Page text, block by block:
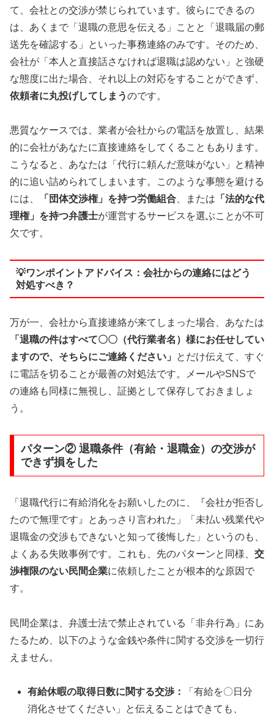
て、会社との交渉が禁じられています。彼らにできるの
は、あくまで「退職の意思を伝える」ことと「退職届の郵
送先を確認する」といった事務連絡のみです。そのため、
会社が「本人と直接話さなければ退職は認めない」と強硬
な態度に出た場合、それ以上の対応をすることができず、
依頼者に丸投げしてしまうのです。
悪質なケースでは、業者が会社からの電話を放置し、結果
的に会社があなたに直接連絡をしてくることもあります。
こうなると、あなたは「代行に頼んだ意味がない」と精神
的に追い詰められてしまいます。このような事態を避ける
には、
「団体交渉権」を持つ労働組合 、または 「法的な代
理権」を持つ弁護士が運営するサービスを選ぶことが不可
欠です。
💡ワンポイントアドバイス：会社からの連絡にはどう
対処すべき？
万が一、会社から直接連絡が来てしまった場合、あなたは
「退職の件はすべて〇〇（代行業者名）様にお任せしてい
ますので、そちらにご連絡ください」
とだけ伝えて、すぐ
に電話を切ることが最善の対処法です。メールやSNSで
の連絡も同様に無視し、証拠として保存しておきましょ
う。
パターン② 退職条件（有給・退職金）の交渉が
できず損をした
「退職代行に有給消化をお願いしたのに、『会社が拒否し
たので無理です』とあっさり言われた」「未払い残業代や
退職金の交渉もできないと知って後悔した」というのも、
よくある失敗事例です。これも、先のパターンと同様、 交
渉権限のない民間企業に依頼したことが根本的な原因で
す。
民間企業は、弁護士法で禁止されている「非弁行為」にあ
たるため、以下のような金銭や条件に関する交渉を一切行
えません。
有給休暇の取得日数に関する交渉：
「有給を〇日分
消化させてください」と伝えることはできても、